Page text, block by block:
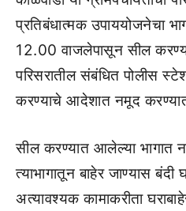
प्रतिबंधात्मक उपाययोजनेचा
12.00 वाजलेपासून सील
परिसरातील संबंधित पोलीस
करण्याचे आदेशात नमूद
सील करण्यात आलेल्या भागात
त्याभागातून बाहेर जाण्यास
अत्यावश्यक कामाकरीता